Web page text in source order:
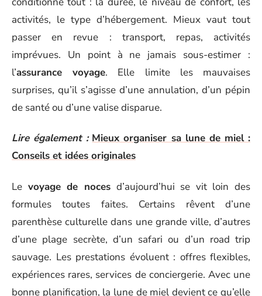
activités, le type d’hébergement. Mieux vaut tout
passer en revue : transport, repas, activités
imprévues. Un point à ne jamais sous-estimer :
l’assurance voyage. Elle limite les mauvaises
surprises, qu’il s’agisse d’une annulation, d’un pépin
de santé ou d’une valise disparue.
Lire également : Mieux organiser sa lune de miel :
Conseils et idées originales
Le voyage de nocesd’aujourd’hui se vit loin des
formules toutes faites. Certains rêvent d’une
parenthèse culturelle dans une grande ville, d’autres
d’une plage secrète, d’un safari ou d’un road trip
sauvage. Les prestations évoluent : offres flexibles,
expériences rares, services de conciergerie. Avec une
bonne planification, la lune de miel devient ce qu’elle